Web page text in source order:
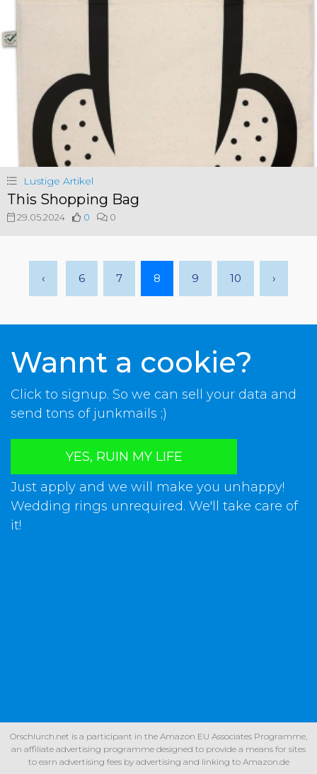
Lustige Artikel
This Shopping Bag
29.05.2024 0 0
‹ 6 7 8 9 10 ›
Wannt a cookie?
Click to signup. So we can sell your data and
send tons of junkmails ;)
YES, RUIN MY LIFE
Just apply and we will make you unhappy!
Wedding rings unrequired. We'll take care of
it!
Orschlurch.net is a participant in the Amazon EU Associates Programme,
an affiliate advertising programme designed to provide a means for sites
to earn advertising fees by advertising and linking to Amazon.de